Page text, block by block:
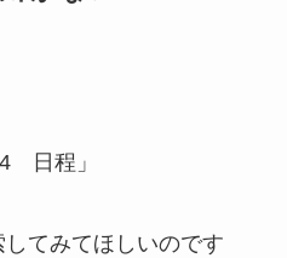
日程」
てみてほしいのです